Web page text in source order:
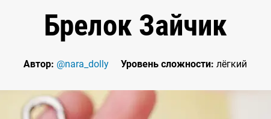
Брелок Зайчик
Автор: @nara_dolly Уровень сложности: лёгкий